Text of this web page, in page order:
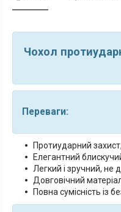
Чохол
Переваги:
Протиударний
Елегантний
Легкий і зручний, не
Довговічний
Повна сумісність із